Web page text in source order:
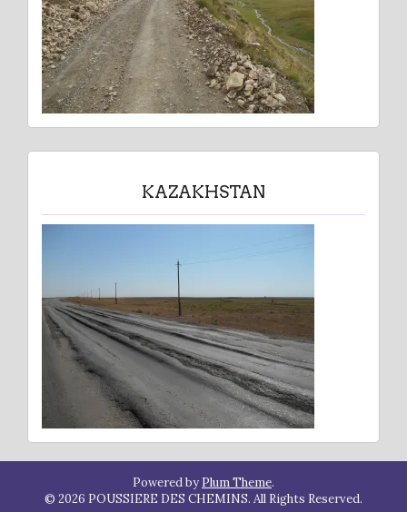
KAZAKHSTAN
Powered by Plum Theme.
© 2026 POUSSIERE DES CHEMINS. All Rights Reserved.